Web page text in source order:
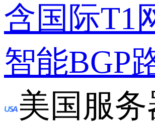
含国际T1
智能BGP
美国服务